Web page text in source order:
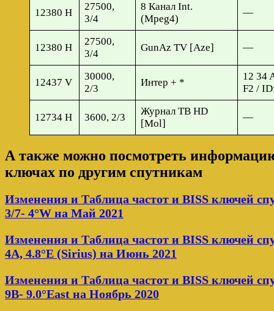
12380 H
27500,
3/4
8 Канал Int.
(Mpeg4)
—
12380 H
27500,
3/4
GunAz TV [Aze] —
12437 V
30000,
2/3
Интер + *
12 34
F2 /
12734 H 3600, 2/3
Журнал ТВ HD
[Mol]
—
А также можно посмотреть
ключах по другим спутникам
Изменения и Таблица частот и BISS ключей
3/7- 4°W на Май 2021
Изменения и Таблица частот и BISS ключей
4A, 4.8°E (Sirius) на Июнь 2021
Изменения и Таблица частот и BISS ключей
9B- 9.0°East на Ноябрь 2020